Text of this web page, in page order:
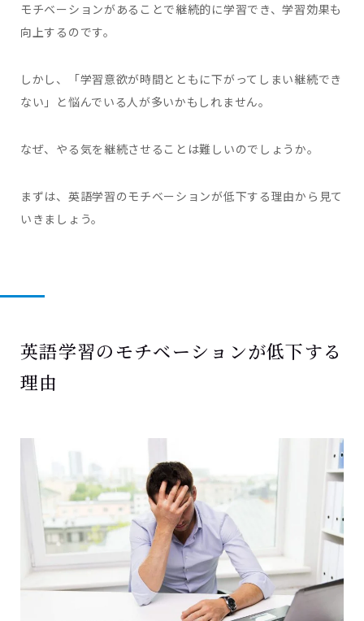
モチベーションがあることで継続的に学習でき、学習効果も
向上するのです。
しかし、「学習意欲が時間とともに下がってしまい継続でき
ない」と悩んでいる人が多いかもしれません。
なぜ、やる気を継続させることは難しいのでしょうか。
まずは、英語学習のモチベーションが低下する理由から見て
いきましょう。
英語学習のモチベーションが低下する
理由